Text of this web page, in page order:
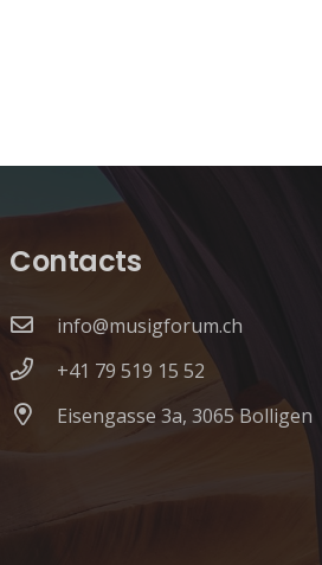
Contacts
info@musigforum.ch
+41 79 519 15 52
Eisengasse 3a, 3065 Bolligen